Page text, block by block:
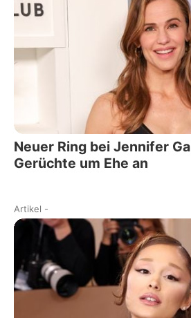
Neuer Ring bei Jennifer
Gerüchte um Ehe an
Artikel -